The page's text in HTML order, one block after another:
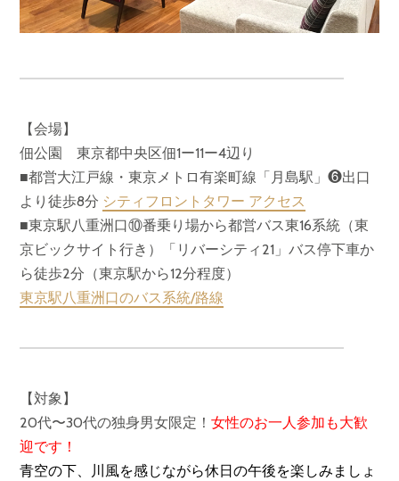
【会場】
佃公園 東京都中央区佃1ー11ー4辺り
■都営大江戸線・東京メトロ有楽町線「月島駅」❻出口
より徒歩8分 シティフロントタワー アクセス
■東京駅八重洲口⑩番乗り場から都営バス東16系統（東
京ビックサイト行き）「リバーシティ21」バス停下車か
ら徒歩2分（東京駅から12分程度）
東京駅八重洲口のバス系統/路線
【対象】
20代〜30代の独身男女限定！ 女性のお一人参加も大歓
迎です！
青空の下、川風を感じながら休日の午後を楽しみましょ